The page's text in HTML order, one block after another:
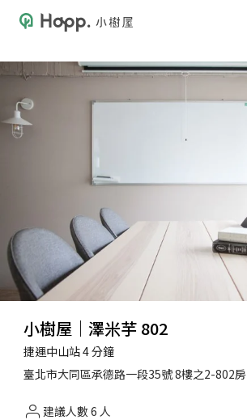
小樹屋｜澤米芋 802
捷運中山站 4 分鐘
臺北市大同區承德路一段35號 8樓之2-802房
建議人數 6 人